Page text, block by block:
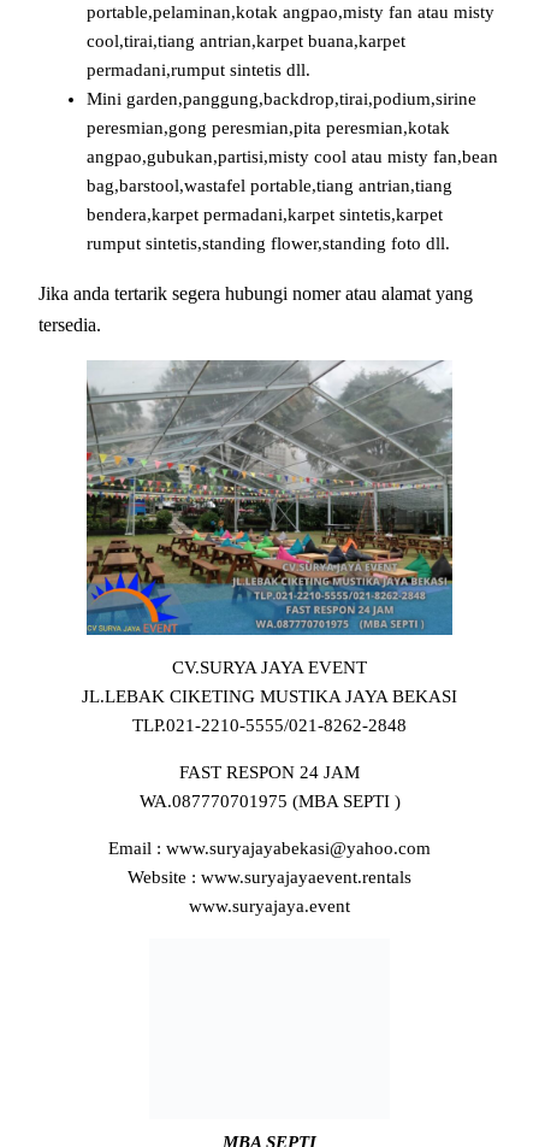
portable,pelaminan,kotak angpao,misty fan atau misty
cool,tirai,tiang antrian,karpet buana,karpet
permadani,rumput sintetis dll.
Mini garden,panggung,backdrop,tirai,podium,sirine
peresmian,gong peresmian,pita peresmian,kotak
angpao,gubukan,partisi,misty cool atau misty fan,bean
bag,barstool,wastafel portable,tiang antrian,tiang
bendera,karpet permadani,karpet sintetis,karpet
rumput sintetis,standing flower,standing foto dll.
Jika anda tertarik segera hubungi nomer atau alamat yang
tersedia.
CV.SURYA JAYA EVENT
JL.LEBAK CIKETING MUSTIKA JAYA BEKASI
TLP.021-2210-5555/021-8262-2848
FAST RESPON 24 JAM
WA.087770701975 (MBA SEPTI )
Email : www.suryajayabekasi@yahoo.com
Website : www.suryajayaevent.rentals
www.suryajaya.event
MBA SEPTI